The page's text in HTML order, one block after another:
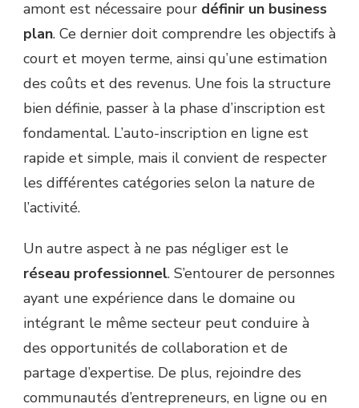
amont est nécessaire pour définir un business
plan. Ce dernier doit comprendre les objectifs à
court et moyen terme, ainsi qu’une estimation
des coûts et des revenus. Une fois la structure
bien définie, passer à la phase d’inscription est
fondamental. L’auto-inscription en ligne est
rapide et simple, mais il convient de respecter
les différentes catégories selon la nature de
l’activité.
Un autre aspect à ne pas négliger est le
réseau professionnel. S’entourer de personnes
ayant une expérience dans le domaine ou
intégrant le même secteur peut conduire à
des opportunités de collaboration et de
partage d’expertise. De plus, rejoindre des
communautés d’entrepreneurs, en ligne ou en